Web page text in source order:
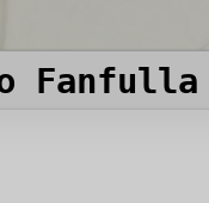
Fanfulla